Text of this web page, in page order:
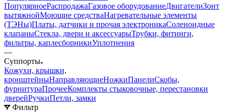
ПопулярноеРаспродажаГазовое оборудованиеДвигателиЗонт
вытяжнойМоющие средстваНагревательные элементы
(ТЭНы)Платы, датчики и прочая электроникаСоленоидные
клапаныСтекла, двери и аксессуарыТрубки, фитинги,
фильтры, каплесборникиУплотнения
—
Суппорты
Кожухи, крышки,
кронштейныНаправляющиеНожкиПанелиCкобы,
фурнитураПрочееКомплекты стыковочные, перестановки
дверейРучкиПетли, замки
Фильтр